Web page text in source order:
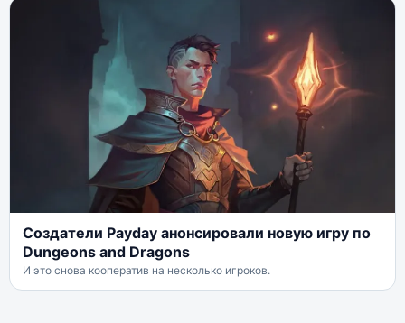
Создатели Payday анонсировали новую игру по
Dungeons and Dragons
И это снова кооператив на несколько игроков.